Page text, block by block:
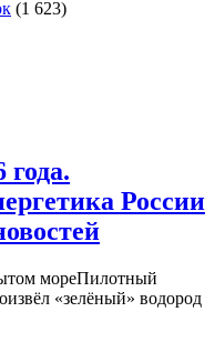
(1 623)
года.
России
мореПилотный
«зелёный» водород